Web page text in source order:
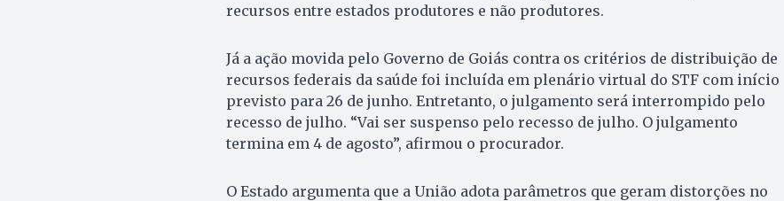
recursos entre estados produtores e não produtores.
Já a ação movida pelo Governo de Goiás contra os critérios de distribuição de
recursos federais da saúde foi incluída em plenário virtual do STF com início
previsto para 26 de junho. Entretanto, o julgamento será interrompido pelo
recesso de julho. “Vai ser suspenso pelo recesso de julho. O julgamento
termina em 4 de agosto”, afirmou o procurador.
O Estado argumenta que a União adota parâmetros que geram distorções no